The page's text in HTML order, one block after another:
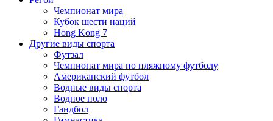
Чемпионат мира
Кубок шести наций
Hong Kong 7
Другие виды спорта
Футзал
Чемпионат мира по пляжному футболу
Американский футбол
Водные виды спорта
Водное поло
Гандбол